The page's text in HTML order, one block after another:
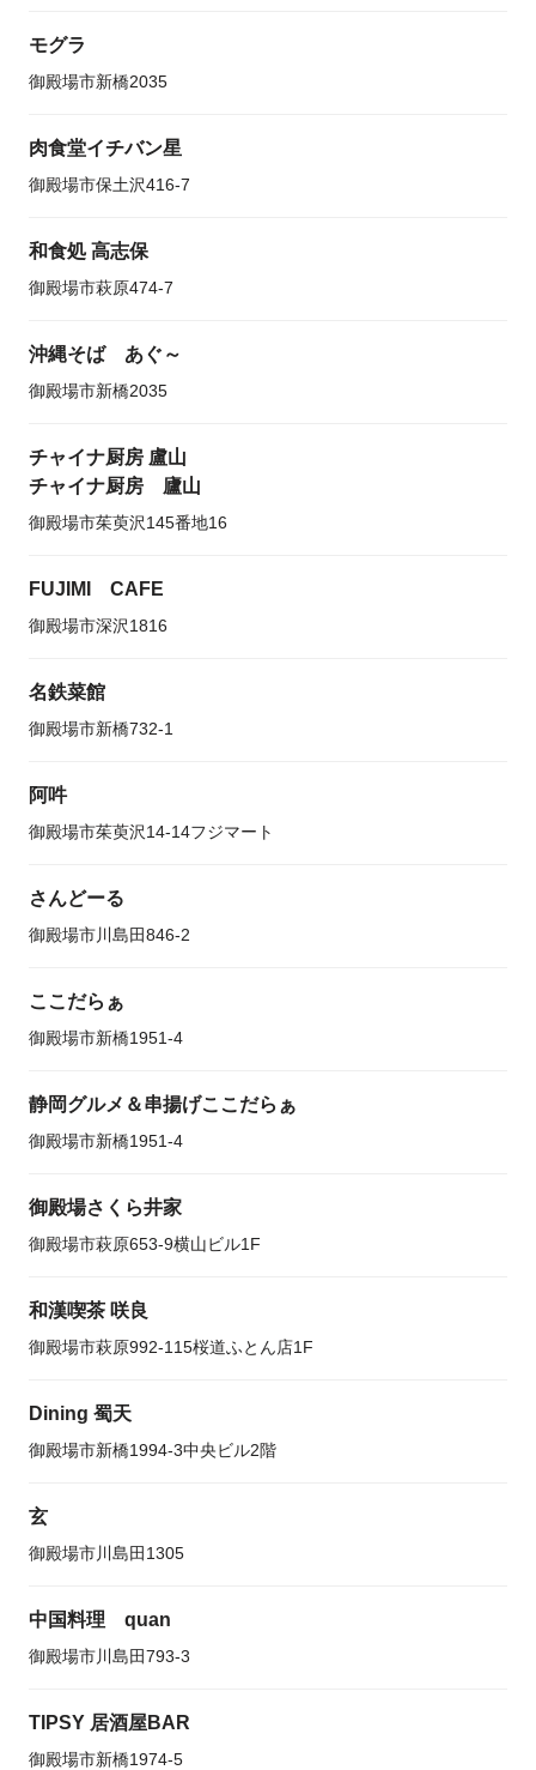
モグラ
御殿場市新橋2035
肉食堂イチバン星
御殿場市保土沢416-7
和食処 高志保
御殿場市萩原474-7
沖縄そば あぐ～
御殿場市新橋2035
チャイナ厨房 盧山
チャイナ厨房 廬山
御殿場市茱萸沢145番地16
FUJIMI CAFE
御殿場市深沢1816
名鉄菜館
御殿場市新橋732-1
阿吽
御殿場市茱萸沢14-14フジマート
さんどーる
御殿場市川島田846-2
ここだらぁ
御殿場市新橋1951-4
静岡グルメ＆串揚げここだらぁ
御殿場市新橋1951-4
御殿場さくら井家
御殿場市萩原653-9横山ビル1F
和漢喫茶 咲良
御殿場市萩原992-115桜道ふとん店1F
Dining 蜀天
御殿場市新橋1994-3中央ビル2階
玄
御殿場市川島田1305
中国料理 quan
御殿場市川島田793‐3
TIPSY 居酒屋BAR
御殿場市新橋1974-5